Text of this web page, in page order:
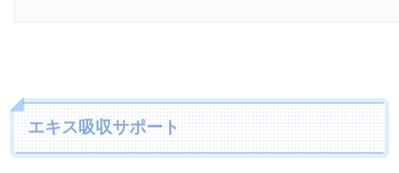
エキス吸収サポート